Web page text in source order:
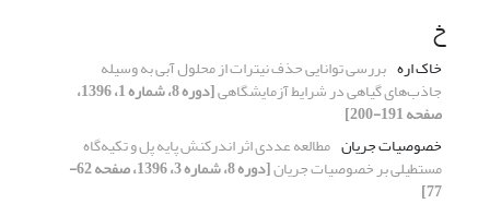
خ
خاک اره بررسی توانایی حذف نیترات از محلول آبی به وسیله
جاذب‌های گیاهی در شرایط آزمایشگاهی [دوره 8، شماره 1، 1396،
صفحه 191-200]
خصوصیات جریان مطالعه عددی اثر اندرکنش پایه پل و تکیه‌گاه
مستطیلی بر خصوصیات جریان [دوره 8، شماره 3، 1396، صفحه 62-
77]